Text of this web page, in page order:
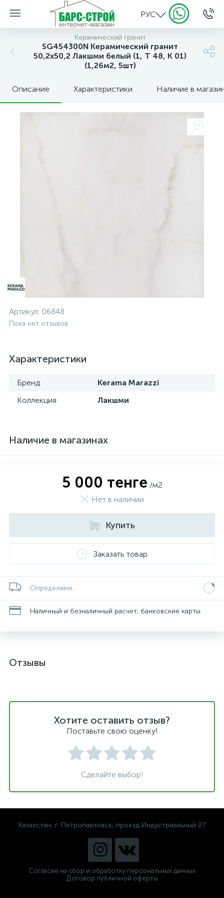
РУС
Керамический гранит
SG454300N Керамический гранит
50,2х50,2 Лакшми белый (1, Т 48, К 01)
(1,26м2, 5шт)
Описание Характеристики Наличие в
Артикул: 06848
Пока нет отзывов
Характеристики
Бренд
Kerama Marazzi
Коллекция
Лакшми
Наличие в магазинах
5 000 тенге /м2
Нет в наличии
Купить
Заказать товар
Определяем...
Наличный и безналичный расчет, банковские карты
Отзывы
Хотите оставить отзыв?
Поставьте свою оценку!
Сделайте выбор!
Казахстан, г. Петропавловск, проезд Индустриальный 27
Согласие на сбор и обработку персональных данных
Договор публичной оферты